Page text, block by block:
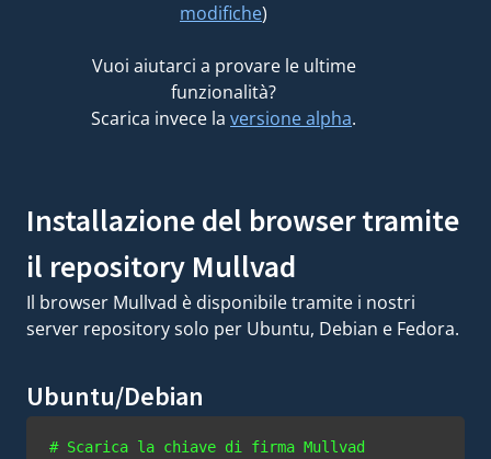
modifiche)
Vuoi aiutarci a provare le ultime
funzionalità?
Scarica invece la versione alpha.
Installazione del browser tramite
il repository Mullvad
Il browser Mullvad è disponibile tramite i nostri
server repository solo per Ubuntu, Debian e Fedora.
Ubuntu/Debian
# Scarica la chiave di firma Mullvad